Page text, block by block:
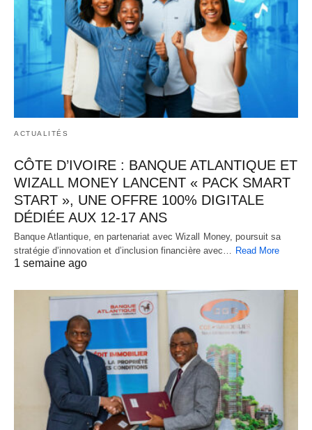
ACTUALITÉS
CÔTE D’IVOIRE : BANQUE ATLANTIQUE ET
WIZALL MONEY LANCENT « PACK SMART
START », UNE OFFRE 100% DIGITALE
DÉDIÉE AUX 12-17 ANS
Banque Atlantique, en partenariat avec Wizall Money, poursuit sa
stratégie d’innovation et d’inclusion financière avec… Read More
1 semaine ago